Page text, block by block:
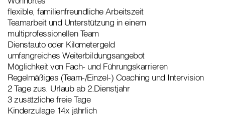
flexible, familienfreundliche Arbeitszeit
Teamarbeit und Unterstützung in einem
multiprofessionellen Team
Dienstauto oder Kilometergeld
umfangreiches Weiterbildungsangebot
Möglichkeit von Fach- und Führungskarrieren
Regelmäßiges (Team-/Einzel-) Coaching und Intervision
2 Tage zus. Urlaub ab 2.Dienstjahr
3 zusätzliche freie Tage
Kinderzulage 14x jährlich